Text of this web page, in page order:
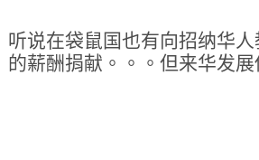
听说在袋鼠国也有向招纳华
的薪酬捐献。。。但来华发